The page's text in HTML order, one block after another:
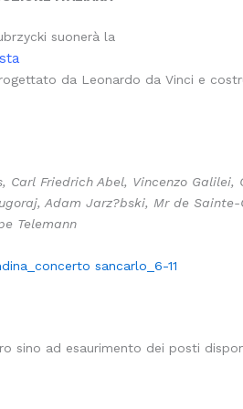
suonerà la
da Leonardo da Vinci e
Carl Friedrich Abel, Vincenzo Galilei,
Adam Jarz?bski, Mr de Sainte-
Telemann
sancarlo_6-11
sino ad esaurimento dei posti